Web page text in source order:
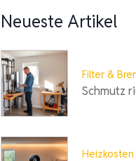
Neueste Artikel
Filter &
Schmutz
Heizkosten